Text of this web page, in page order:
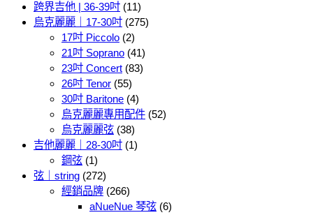
跨界吉他 | 36-39吋 (11)
烏克麗麗｜17-30吋 (275)
17吋 Piccolo (2)
21吋 Soprano (41)
23吋 Concert (83)
26吋 Tenor (55)
30吋 Baritone (4)
烏克麗麗專用配件 (52)
烏克麗麗弦 (38)
吉他麗麗｜28-30吋 (1)
鋼弦 (1)
弦｜string (272)
經銷品牌 (266)
aNueNue 琴弦 (6)